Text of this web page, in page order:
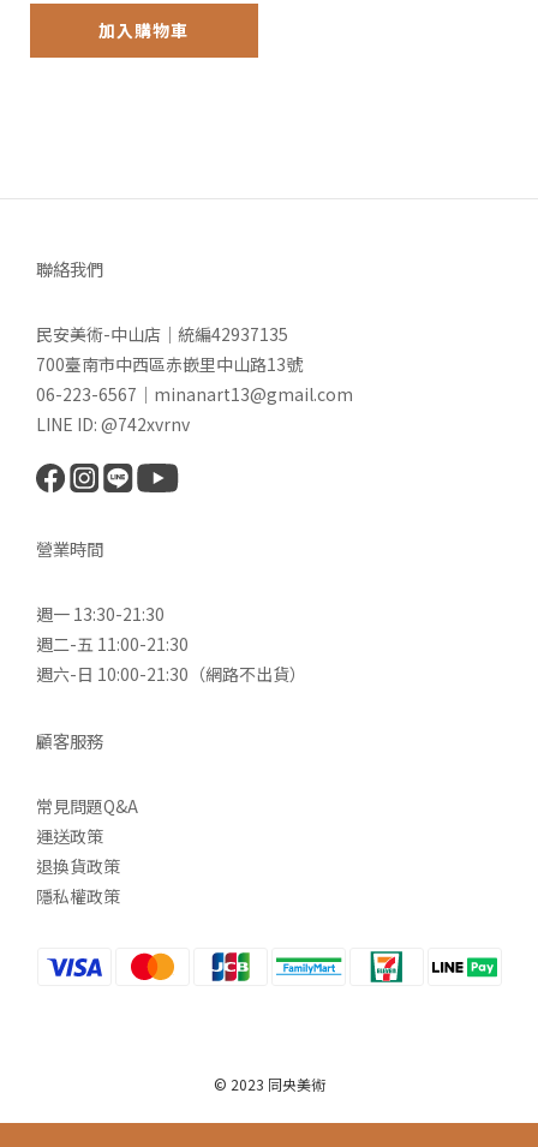
加入購物車
聯絡我們
民安美術-中山店｜統編42937135
700臺南市中西區赤嵌里中山路13號
06-223-6567｜minanart13@gmail.com
LINE ID: @742xvrnv
營業時間
週一 13:30-21:30
週二-五 11:00-21:30
週六-日 10:00-21:30（網路不出貨）
顧客服務
常見問題Q&A
運送政策
退換貨政策
隱私權政策
© 2023 同央美術